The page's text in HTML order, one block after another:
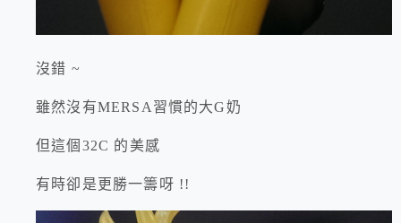
沒錯 ~
雖然沒有MERSA習慣的大G奶
但這個32C 的美感
有時卻是更勝一籌呀 !!